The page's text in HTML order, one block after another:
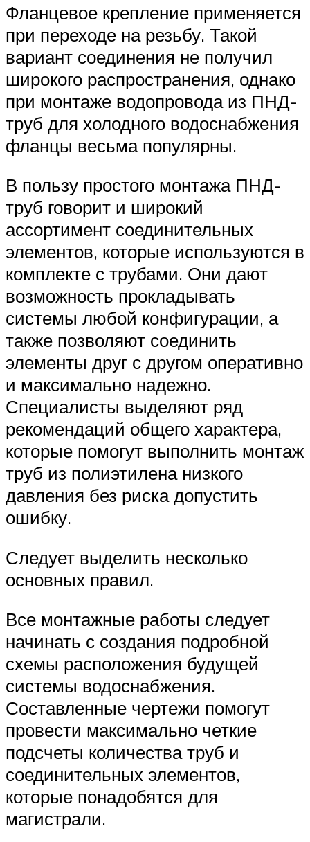
Фланцевое крепление применяется
при переходе на резьбу. Такой
вариант соединения не получил
широкого распространения, однако
при монтаже водопровода из ПНД-
труб для холодного водоснабжения
фланцы весьма популярны.
В пользу простого монтажа ПНД-
труб говорит и широкий
ассортимент соединительных
элементов, которые используются в
комплекте с трубами. Они дают
возможность прокладывать
системы любой конфигурации, а
также позволяют соединить
элементы друг с другом оперативно
и максимально надежно.
Специалисты выделяют ряд
рекомендаций общего характера,
которые помогут выполнить монтаж
труб из полиэтилена низкого
давления без риска допустить
ошибку.
Следует выделить несколько
основных правил.
Все монтажные работы следует
начинать с создания подробной
схемы расположения будущей
системы водоснабжения.
Составленные чертежи помогут
провести максимально четкие
подсчеты количества труб и
соединительных элементов,
которые понадобятся для
магистрали.